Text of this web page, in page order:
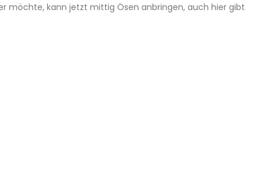
möchte, kann jetzt mittig Ösen anbringen, auch hier gibt